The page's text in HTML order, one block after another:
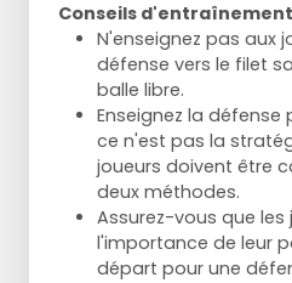
Conseils d'entraînement
N'enseignez pas aux
défense vers le filet
balle libre.
Enseignez la
ce n'est pas la
joueurs doivent être
deux méthodes.
Assurez-vous que
l'importance de leur
départ pour une